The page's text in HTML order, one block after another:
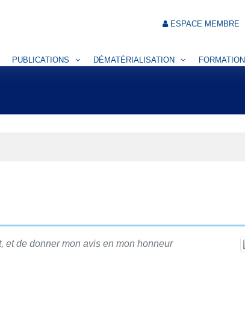
ESPACE MEMBRE
PUBLICATIONS DÉMATÉRIALISATION FORMATION
et de donner mon avis en mon honneur